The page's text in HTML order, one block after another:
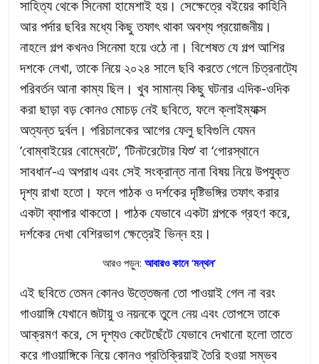
সাহিত্য থেকে সিনেমা হামেশাই হয়। সেক্ষেত্রে বইয়ের কাহিনি
আর পর্দার ছবির মধ্যে কিছু তফাৎ থাকা অবশ্য প্রয়োজনীয়।
নাহলে গল্প কখনও সিনেমা হয়ে ওঠে না। বিশেষত যে গল্প আশির
দশকে লেখা, তাকে নিয়ে ২০২৪ সালে ছবি করতে গেলে চিত্রনাট্যে
পরিবর্তন আনা কাম্য ছিল। খুব সামান্য কিছু ঘটনার এদিক-ওদিক
করা ছাড়া বড় কোনও মোচড় নেই ছবিতে, ফলে ক্লাইম্যাক্স
অত্যন্ত দুর্বল। পরিচালকের আগের ফেলু ছবিগুলি যেমন
‘বোম্বাইয়ের বোম্বেটে’, ‘টিনটরেটোর যিশু’ বা ‘গোরস্থানে
সাবধান’-এ অপরাধ এবং সেই সংক্রান্ত নানা বিষয় নিয়ে উপযুক্ত
দৃশ্য রাখা হতো। ফলে পাঠক ও দর্শকের দৃষ্টিভঙ্গির তফাৎ করার
একটা ব্যাপার থাকতো। পাঠক যেভাবে একটা গল্পকে গ্রহণ করে,
দর্শকের দেখা বেশিরভাগ ক্ষেত্রেই ভিন্ন হয়।
আরও পড়ুন:আবারও কানে ‘মন্থন’
এই ছবিতে তেমন কোনও উত্তেজনা তো পাওয়াই গেল না বরং
গাওয়াঙ্গি যেখানে জটায়ু ও নয়নকে তুলে নেয় এবং তোপসে তাকে
আক্রমণ করে, সে দৃশ্যও কেটেছেঁটে যেভাবে দেখানো হলো তাতে
করে গাওয়াঙ্গিকে নিয়ে কোনও প্রতিক্রিয়াই তৈরি হওয়া সম্ভব